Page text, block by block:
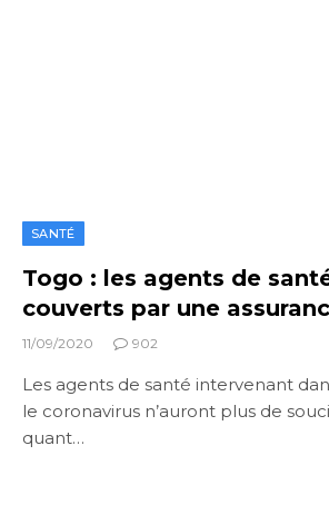
SANTÉ
Togo : les agents de
couverts par une
11/09/2020 902
Les agents de santé intervenant
le coronavirus n’auront plus de
quant…